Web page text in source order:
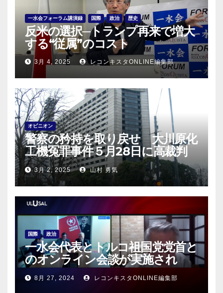
一水会フォーラム講演録 国際 政治 歴史
反米の選択─トランプ再来で増大
する“従属”のコスト
3月 4, 2025 レコンキスタONLINE編集部
オピニオン
警察の矜持を取り戻せ 大川原化
工機冤罪事件５月28日に高裁判
決！
3月 2, 2025 山村 勇気
国際 政治
一水会代表とトルコ祖国党党首と
のオンライン会談が実施され
る！
8月 27, 2024 レコンキスタONLINE編集部